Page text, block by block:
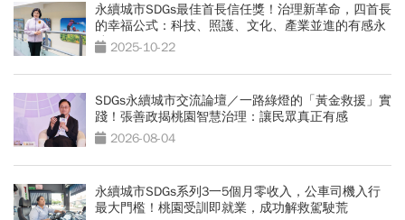
永續城市SDGs最佳首長信任獎！治理新革命，四首長
的幸福公式：科技、照護、文化、產業並進的有感永
續 2025-10-22
SDGs永續城市交流論壇／一路綠燈的「黃金救援」實
踐！張善政揭桃園智慧治理：讓民眾真正有感
2026-08-04
永續城市SDGs系列3一5個月零收入，公車司機入行
最大門檻！桃園受訓即就業，成功解救駕駛荒